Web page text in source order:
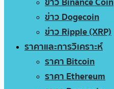
ข่าว Dogecoin
ข่าว Ripple (XRP)
ราคาและการวิเคราะห์
ราคา Bitcoin
ราคา Ethereum